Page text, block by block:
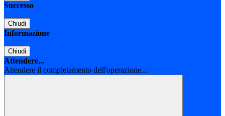
Successo
Chiudi
Informazione
Chiudi
Attendere...
Attendere il completamento dell'operazione...